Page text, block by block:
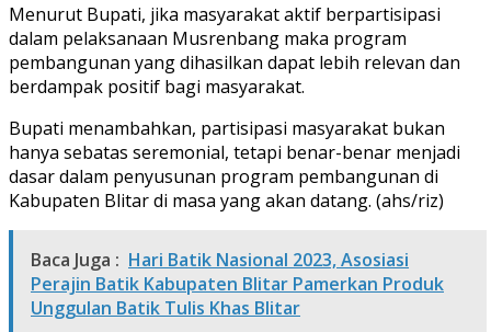
Menurut Bupati, jika masyarakat aktif berpartisipasi
dalam pelaksanaan Musrenbang maka program
pembangunan yang dihasilkan dapat lebih relevan dan
berdampak positif bagi masyarakat.
Bupati menambahkan, partisipasi masyarakat bukan
hanya sebatas seremonial, tetapi benar-benar menjadi
dasar dalam penyusunan program pembangunan di
Kabupaten Blitar di masa yang akan datang. (ahs/riz)
Baca Juga : Hari Batik Nasional 2023, Asosiasi
Perajin Batik Kabupaten Blitar Pamerkan Produk
Unggulan Batik Tulis Khas Blitar